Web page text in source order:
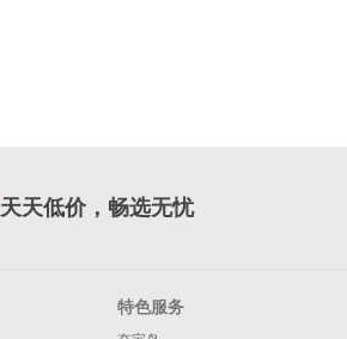
天天低价，畅选无忧
特色服务